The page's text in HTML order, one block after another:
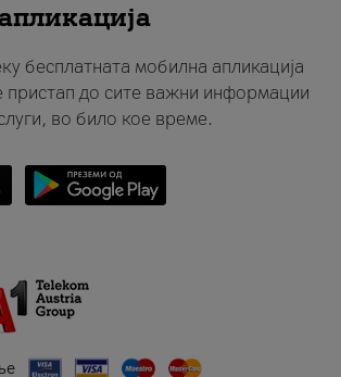
бесплатната мобилна апликација
пристап до сите важни информации
во било кое време.